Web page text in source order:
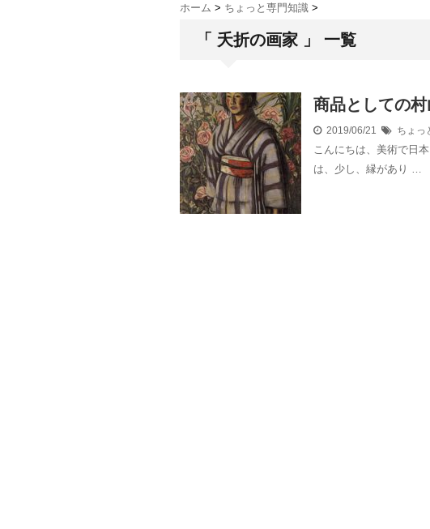
ホーム > ちょっと専門知識 >
「 夭折の画家 」 一覧
商品としての
2019/06/21 ちょっ
こんにちは、美術で日
は、少し、縁があり …